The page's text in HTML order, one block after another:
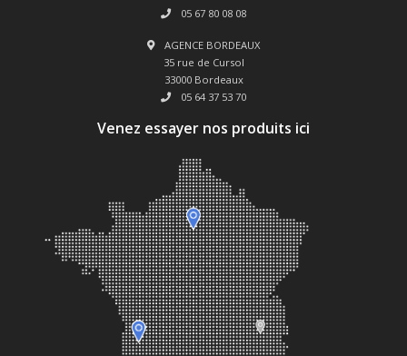
05 67 80 08 08
AGENCE BORDEAUX
35 rue de Cursol
33000 Bordeaux
05 64 37 53 70
Venez essayer nos produits ici